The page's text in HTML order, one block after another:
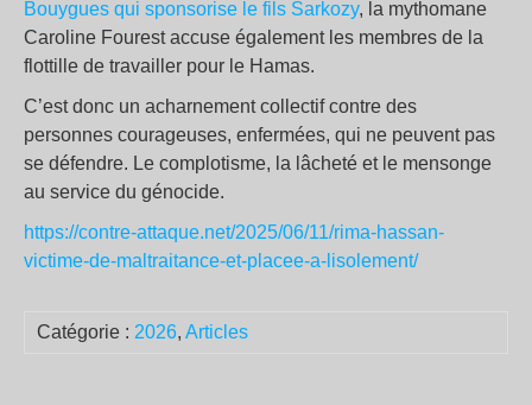
Bouygues qui sponsorise le fils Sarkozy, la mythomane
Caroline Fourest accuse également les membres de la
flottille de travailler pour le Hamas.
C’est donc un acharnement collectif contre des
personnes courageuses, enfermées, qui ne peuvent pas
se défendre. Le complotisme, la lâcheté et le mensonge
au service du génocide.
https://contre-attaque.net/2025/06/11/rima-hassan-
victime-de-maltraitance-et-placee-a-lisolement/
Catégorie : 2026, Articles